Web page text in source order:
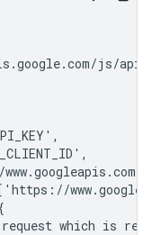
js/
which is